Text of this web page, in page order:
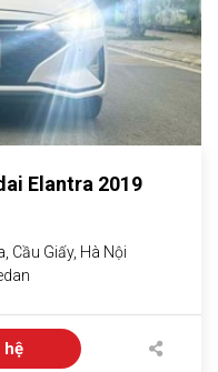
Elantra 2019
Cầu Giấy, Hà Nội
hệ